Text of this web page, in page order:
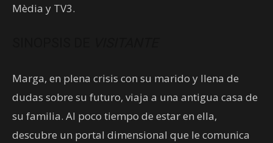
Mèdia y TV3.
Marga, en plena crisis con su marido y llena de
dudas sobre su futuro, viaja a una antigua casa de
su familia. Al poco tiempo de estar en ella,
descubre un portal dimensional que le comunica